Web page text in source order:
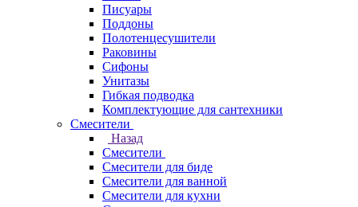
Писуары
Поддоны
Полотенцесушители
Раковины
Сифоны
Унитазы
Гибкая подводка
Комплектующие для сантехники
Смесители
Назад
Смесители
Смесители для биде
Смесители для ванной
Смесители для кухни